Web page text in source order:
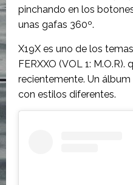
pinchando en los
unas gafas 360º.
X19X es uno de los
FERXXO (VOL 1:
recientemente. Un
con estilos diferentes.